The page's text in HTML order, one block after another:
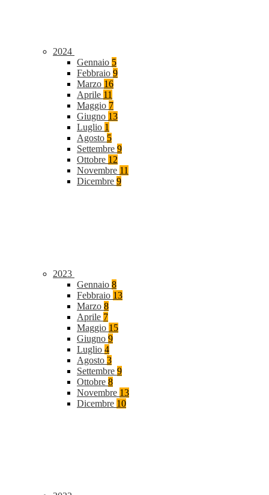
2024
Gennaio 5
Febbraio 9
Marzo 16
Aprile 11
Maggio 7
Giugno 13
Luglio 1
Agosto 5
Settembre 9
Ottobre 12
Novembre 11
Dicembre 9
2023
Gennaio 8
Febbraio 13
Marzo 8
Aprile 7
Maggio 15
Giugno 9
Luglio 4
Agosto 3
Settembre 9
Ottobre 8
Novembre 13
Dicembre 10